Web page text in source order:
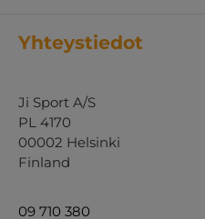
Yhteystiedot
Ji Sport A/S
PL 4170
00002 Helsinki
Finland
09 710 380